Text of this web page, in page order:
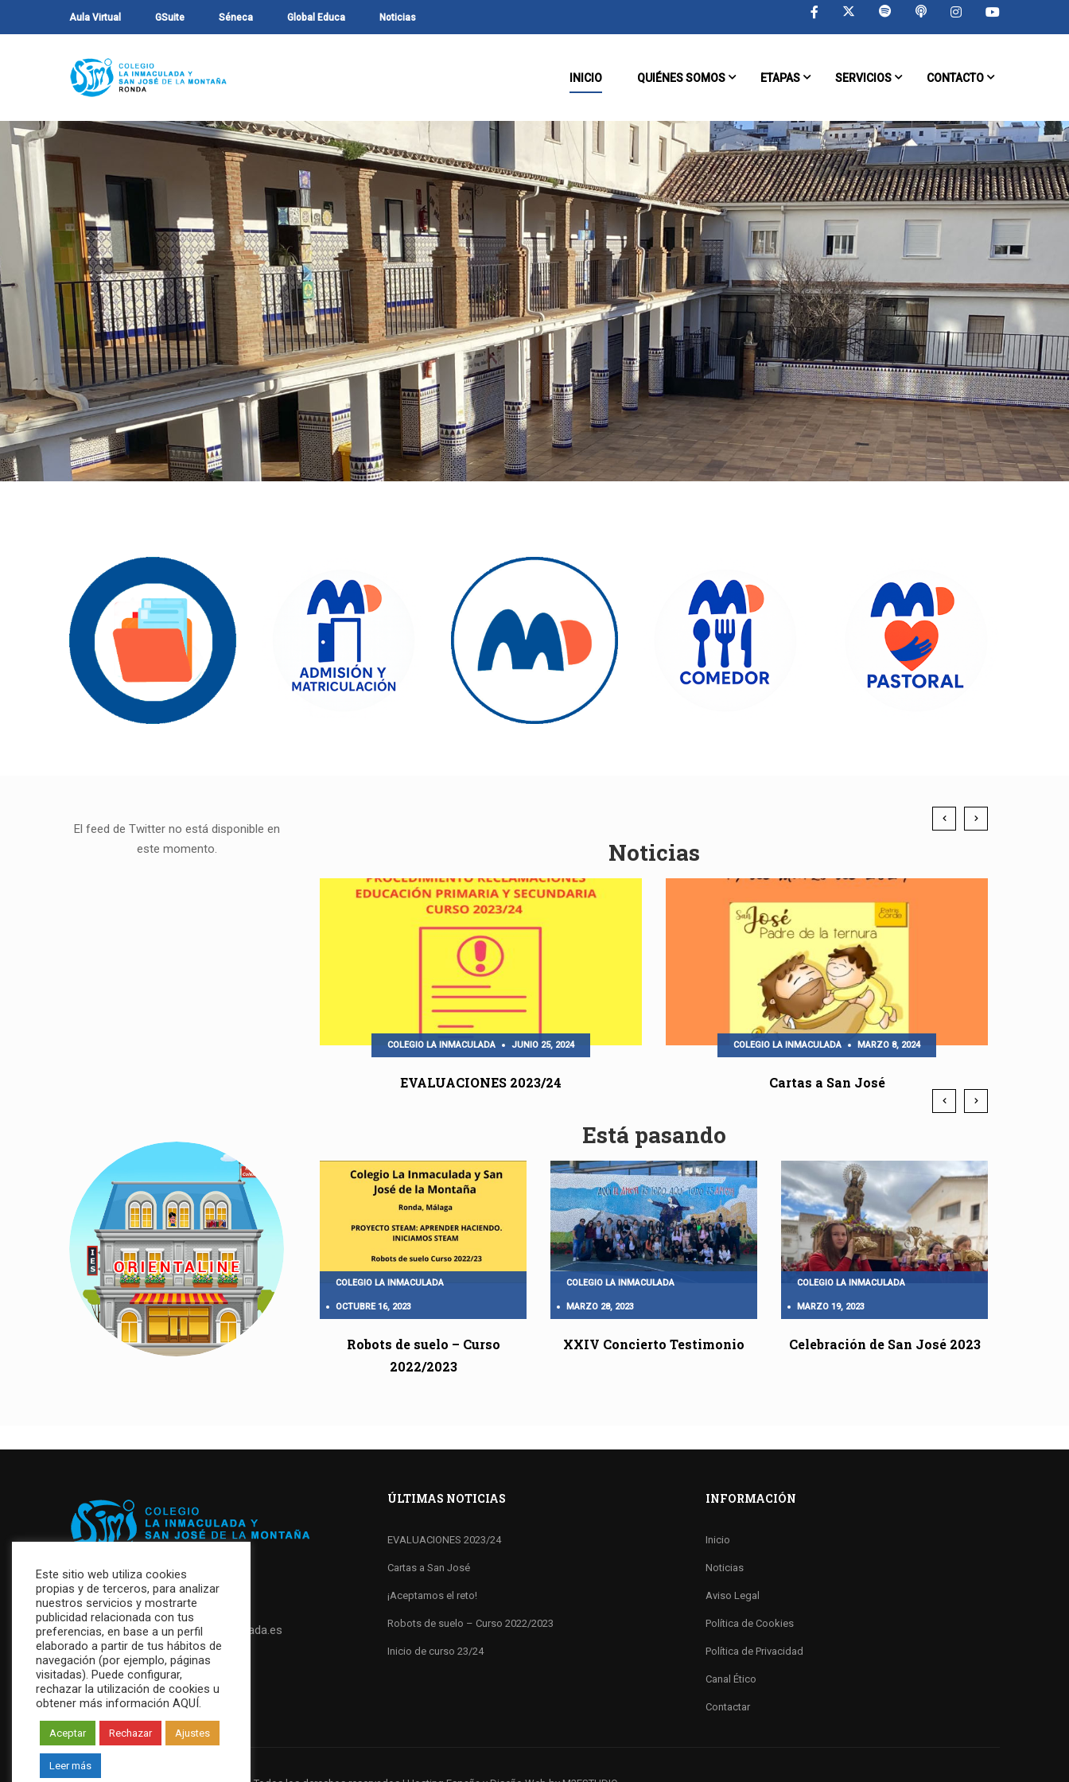
Aula Virtual GSuite Séneca Global Educa Noticias
INICIO QUIÉNES SOMOS ETAPAS SERVICIOS CONTACTO
El feed de Twitter no está disponible en
este momento.
Noticias
COLEGIO LA INMACULADA JUNIO 25, 2024
EVALUACIONES 2023/24
COLEGIO LA INMACULADA MARZO 8, 2024
Cartas a San José
Está pasando
COLEGIO LA INMACULADA
OCTUBRE 16, 2023
Robots de suelo – Curso
2022/2023
COLEGIO LA INMACULADA
MARZO 28, 2023
XXIV Concierto Testimonio
COLEGIO LA INMACULADA
MARZO 19, 2023
Celebración de San José 2023
+34 952 87 26 47
secretaria@colegiolainmaculada.es
ÚLTIMAS NOTICIAS
EVALUACIONES 2023/24
Cartas a San José
¡Aceptamos el reto!
Robots de suelo – Curso 2022/2023
Inicio de curso 23/24
INFORMACIÓN
Inicio
Noticias
Aviso Legal
Política de Cookies
Política de Privacidad
Canal Ético
Contactar
Este sitio web utiliza cookies
propias y de terceros, para analizar
nuestros servicios y mostrarte
publicidad relacionada con tus
preferencias, en base a un perfil
elaborado a partir de tus hábitos de
navegación (por ejemplo, páginas
visitadas). Puede configurar,
rechazar la utilización de cookies u
obtener más información AQUÍ.
Aceptar Rechazar Ajustes
Leer más